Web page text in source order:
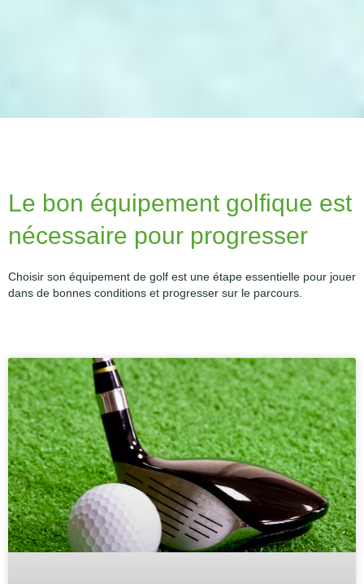
Le bon équipement golfique est
nécessaire pour progresser
Choisir son équipement de golf est une étape essentielle pour jouer
dans de bonnes conditions et progresser sur le parcours.